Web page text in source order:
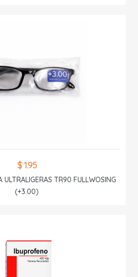
$ 1.95
ULTRALIGERAS TR90 FULLWOSING
(+3.00)